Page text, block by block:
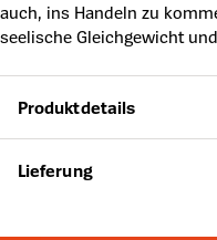
auch, ins Handeln zu
seelische Gleichgewicht
Produktdetails
Lieferung